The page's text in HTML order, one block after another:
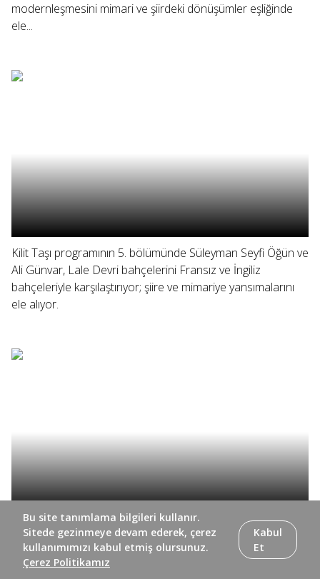
modernleşmesini mimari ve şiirdeki dönüşümler eşliğinde
ele...
Kilit Taşı programının 5. bölümünde Süleyman Seyfi Öğün ve
Ali Günvar, Lale Devri bahçelerini Fransız ve İngiliz
bahçeleriyle karşılaştırıyor; şiire ve mimariye yansımalarını
ele alıyor.
Kilit Taşı programının 4. bölümünde Süleyman Seyfi Öğün ve
Ali Günvar, Lale Devri bahçelerini Fransız ve İngiliz
bahçeleriyle karşılaştırıyor; şiire ve mimariye yansımalarını
Bu site tanımlama bilgileri kullanır.
Sitede gezinmeye devam ederek, çerez
kullanımımızı kabul etmiş olursunuz.
Çerez Politikamız
Kabul
Et